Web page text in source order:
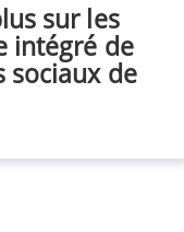
sur les
intégré de
sociaux de